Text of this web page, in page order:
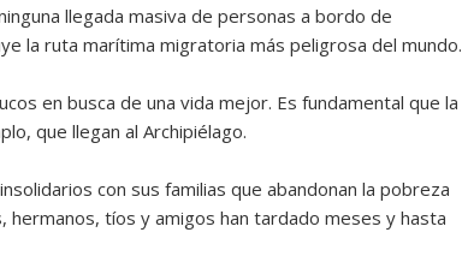
llegada masiva de personas a bordo de
la ruta marítima migratoria más peligrosa del mundo.
en busca de una vida mejor. Es fundamental que la
que llegan al Archipiélago.
con sus familias que abandonan la pobreza
tíos y amigos han tardado meses y hasta